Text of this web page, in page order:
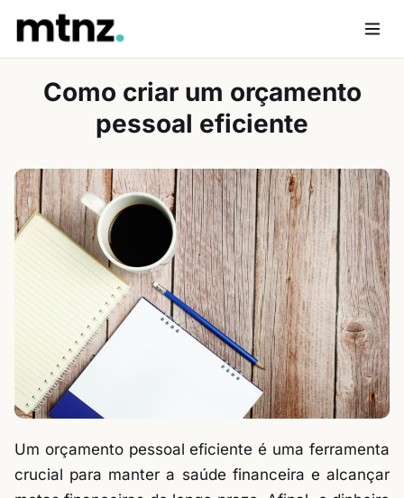
content
Como criar um orçamento
pessoal eficiente
Um orçamento pessoal eficiente é uma ferramenta
crucial para manter a saúde financeira e alcançar